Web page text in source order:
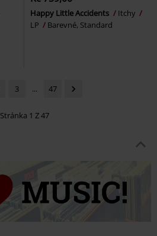
Happy Little Accidents
Itchy
LP
Barevné, Standard
3 ... 47
Stránka 1 Z 47